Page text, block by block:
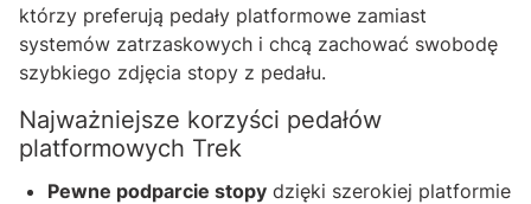
którzy preferują pedały platformowe zamiast
systemów zatrzaskowych i chcą zachować swobodę
szybkiego zdjęcia stopy z pedału.
Najważniejsze korzyści pedałów
platformowych Trek
Pewne podparcie stopy dzięki szerokiej platformie